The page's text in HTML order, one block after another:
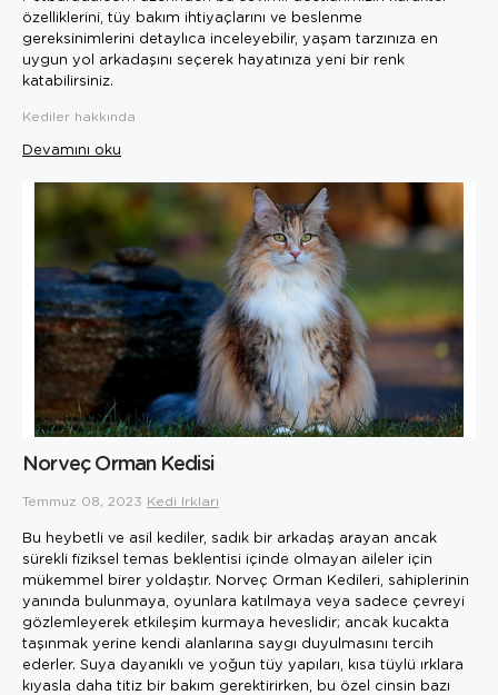
özelliklerini, tüy bakım ihtiyaçlarını ve beslenme
gereksinimlerini detaylıca inceleyebilir, yaşam tarzınıza en
uygun yol arkadaşını seçerek hayatınıza yeni bir renk
katabilirsiniz.
Kediler hakkında
Devamını oku
Norveç Orman Kedisi
Temmuz 08, 2023 Kedi Irkları
Bu heybetli ve asil kediler, sadık bir arkadaş arayan ancak
sürekli fiziksel temas beklentisi içinde olmayan aileler için
mükemmel birer yoldaştır. Norveç Orman Kedileri, sahiplerinin
yanında bulunmaya, oyunlara katılmaya veya sadece çevreyi
gözlemleyerek etkileşim kurmaya heveslidir; ancak kucakta
taşınmak yerine kendi alanlarına saygı duyulmasını tercih
ederler. Suya dayanıklı ve yoğun tüy yapıları, kısa tüylü ırklara
kıyasla daha titiz bir bakım gerektirirken, bu özel cinsin bazı